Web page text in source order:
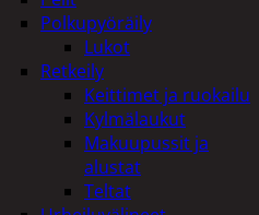
Polkupyöräily
Lukot
Retkeily
Keittimet ja ruokailu
Kylmälaukut
Makuupussit ja
alustat
Teltat